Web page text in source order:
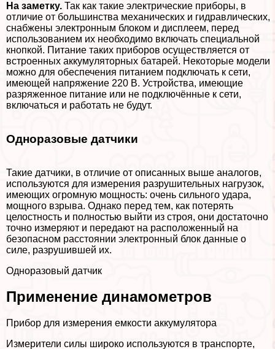
На заметку. Так как такие электрические приборы, в
отличие от большинства механических и гидравлических,
снабжены электронным блоком и дисплеем, перед
использованием их необходимо включать специальной
кнопкой. Питание таких приборов осуществляется от
встроенных аккумуляторных батарей. Некоторые модели
можно для обеспечения питанием подключать к сети,
имеющей напряжение 220 В. Устройства, имеющие
разряженное питание или не подключённые к сети,
включаться и работать не будут.
Одноразовые датчики
Такие датчики, в отличие от описанных выше аналогов,
используются для измерения разрушительных нагрузок,
имеющих огромную мощность: очень сильного удара,
мощного взрыва. Однако перед тем, как потерять
целостность и полностью выйти из строя, они достаточно
точно измеряют и передают на расположенный на
безопасном расстоянии электронный блок данные о
силе, разрушившей их.
Одноразовый датчик
Применение динамометров
Прибор для измерения емкости аккумулятора
Измерители силы широко используются в трaнcпорте,